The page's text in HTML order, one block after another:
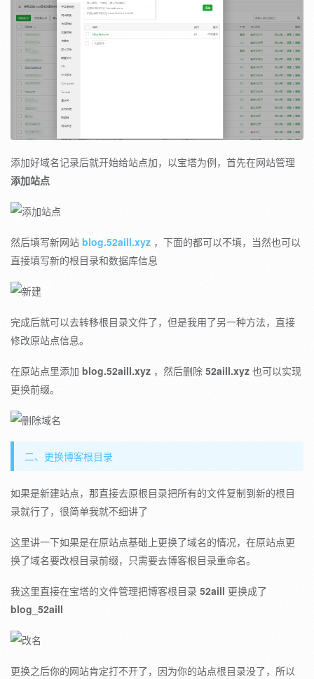
添加好域名记录后就开始给站点加，以宝塔为例，首先在网站管理
添加站点
然后填写新网站 blog.52aill.xyz ，下面的都可以不填，当然也可以
直接填写新的根目录和数据库信息
完成后就可以去转移根目录文件了，但是我用了另一种方法，直接
修改原站点信息。
在原站点里添加 blog.52aill.xyz ，然后删除 52aill.xyz 也可以实现
更换前缀。
二、更换博客根目录
如果是新建站点，那直接去原根目录把所有的文件复制到新的根目
录就行了，很简单我就不细讲了
这里讲一下如果是在原站点基础上更换了域名的情况，在原站点更
换了域名要改根目录前缀，只需要去博客根目录重命名。
我这里直接在宝塔的文件管理把博客根目录 52aill 更换成了
blog_52aill
更换之后你的网站肯定打不开了，因为你的站点根目录没了，所以